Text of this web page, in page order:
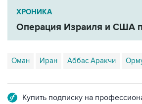
ХРОНИКА
Операция Израиля и США
Оман Иран Аббас Аракчи
Купить подписку на